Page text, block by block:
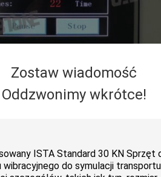
Zostaw wiadomość
Oddzwonimy wkrótce!
przesunięcia, bezpieczeństwo i